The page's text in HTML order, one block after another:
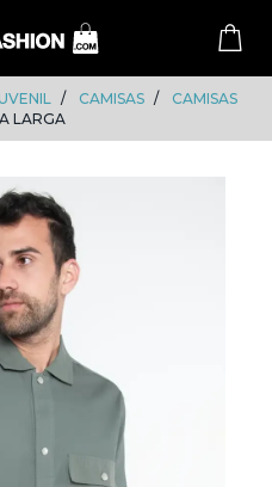
CAMISAS
CAMISAS
LARGA